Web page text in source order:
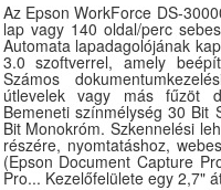
Az Epson WorkForce DS-
lap vagy 140 oldal/perc
Automata lapadagolójának
3.0 szoftverrel, amely
Számos
útlevelek vagy más fűzöt
Bemeneti színmélység 30
Bit Monokróm. Szkennelési
részére, nyomtatáshoz,
(Epson Document Capture
Pro... Kezelőfelülete egy 2,7"